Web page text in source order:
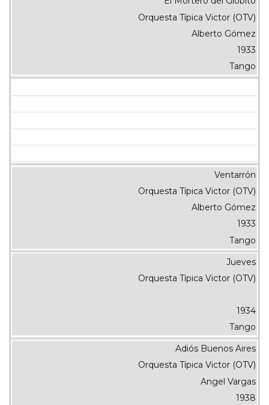
Orquesta Típica Victor (OTV)
Alberto Gómez
1933
Tango
Ventarrón
Orquesta Típica Victor (OTV)
Alberto Gómez
1933
Tango
Jueves
Orquesta Típica Victor (OTV)
1934
Tango
Adiós Buenos Aires
Orquesta Típica Victor (OTV)
Angel Vargas
1938